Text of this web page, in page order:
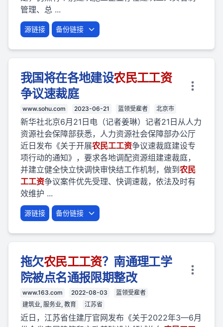
管理、总 ...
源链接 备份链接
我国将在各地建设农民工工资
争议速裁庭
www.sohu.com 2023-06-21 蓝领受雇者 北京市
新华社北京6月21日电（记者姜琳）记者21日从人力
资源社会保障部获悉，人力资源社会保障部办公厅
近日发布《关于开展农民工工资争议速裁庭建设专
项行动的通知》，要求各地调配资源组建速裁庭，
并建立健全快立快调快审快结工作机制，做到 农民
工工资争议案件优先受理、快调速裁，依法及时有
效维护 ...
源链接 备份链接
拖欠农民工工资？南通理工学
院被点名通报限期整改
www.163.com 2022-08-03
蓝领受雇者
建筑业, 服务业, 教育
江苏省
近日，江苏省住建厅官网发布《关于2022年3—6月